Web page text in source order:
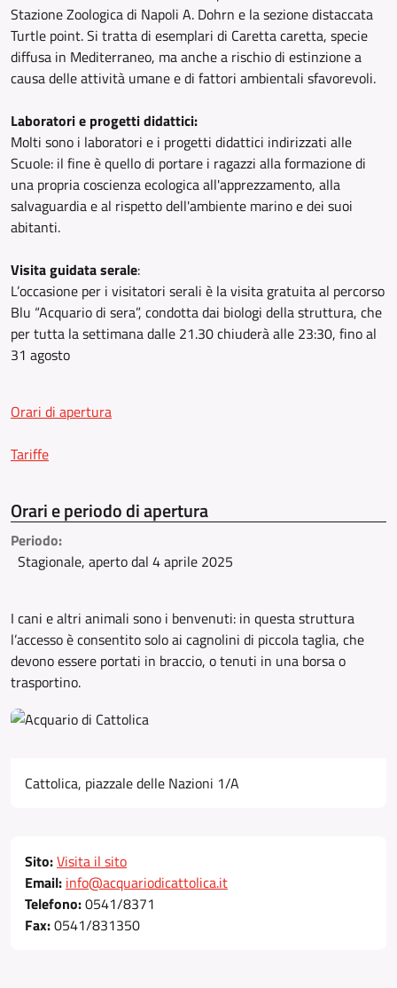
Stazione Zoologica di Napoli A. Dohrn e la sezione distaccata
Turtle point. Si tratta di esemplari di Caretta caretta, specie
diffusa in Mediterraneo, ma anche a rischio di estinzione a
causa delle attività umane e di fattori ambientali sfavorevoli.
Laboratori e progetti didattici:
Molti sono i laboratori e i progetti didattici indirizzati alle
Scuole: il fine è quello di portare i ragazzi alla formazione di
una propria coscienza ecologica all'apprezzamento, alla
salvaguardia e al rispetto dell'ambiente marino e dei suoi
abitanti.
Visita guidata serale:
L’occasione per i visitatori serali è la visita gratuita al percorso
Blu “Acquario di sera”, condotta dai biologi della struttura, che
per tutta la settimana dalle 21.30 chiuderà alle 23:30, fino al
31 agosto
Orari di apertura
Tariffe
Orari e periodo di apertura
Periodo:
Stagionale, aperto dal 4 aprile 2025
I cani e altri animali sono i benvenuti: in questa struttura
l’accesso è consentito solo ai cagnolini di piccola taglia, che
devono essere portati in braccio, o tenuti in una borsa o
trasportino.
Cattolica, piazzale delle Nazioni 1/A
Sito:Visita il sito
Email: info@acquariodicattolica.it
Telefono:0541/8371
Fax:0541/831350